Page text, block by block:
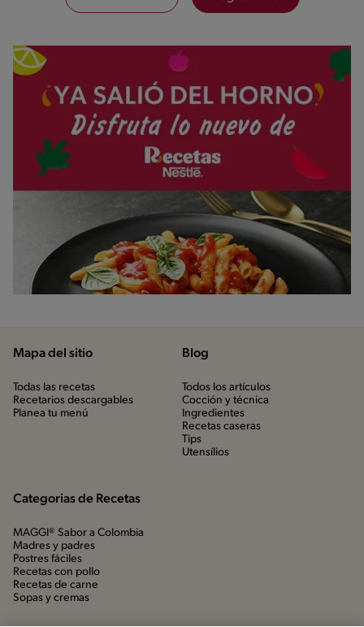
Mapa del sitio
Todas las recetas
Recetarios descargables
Planea tu menú
Blog
Todos los artículos
Cocción y técnica
Ingredientes
Recetas caseras
Tips
Utensílios
Categorias de Recetas
MAGGI® Sabor a Colombia
Madres y padres
Postres fáciles
Recetas con pollo
Recetas de carne
Sopas y cremas